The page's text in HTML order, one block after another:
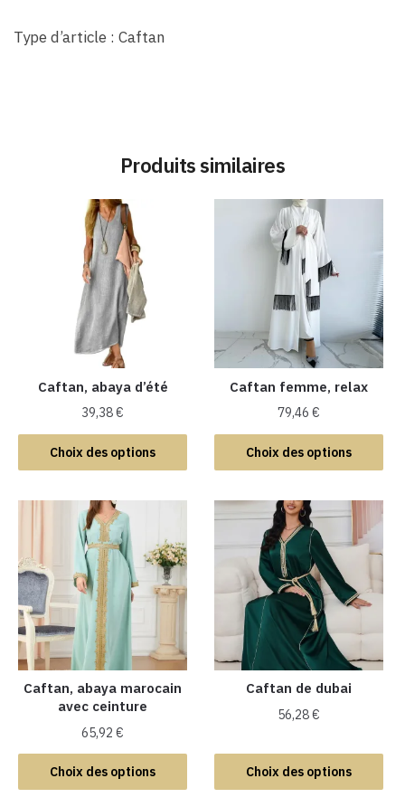
Type d’article : Caftan
Produits similaires
Caftan, abaya d’été
39,38€
Choix des options
Ce
produit
plusieurs
variations.
Les
options
peuvent
être
choisies
sur
la
page
du
produit
Caftan femme, relax
79,46€
Choix des options
Ce
produit
plusieurs
variations.
Les
options
peuvent
être
choisies
sur
la
page
produit
Caftan, abaya marocain
avec ceinture
65,92€
Choix des options
Ce
produit
Caftan de dubai
56,28€
Choix des options
produit
a